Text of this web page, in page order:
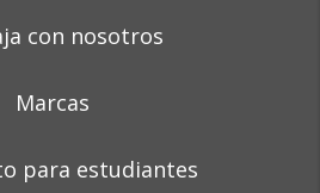
con nosotros
Marcas
para estudiantes